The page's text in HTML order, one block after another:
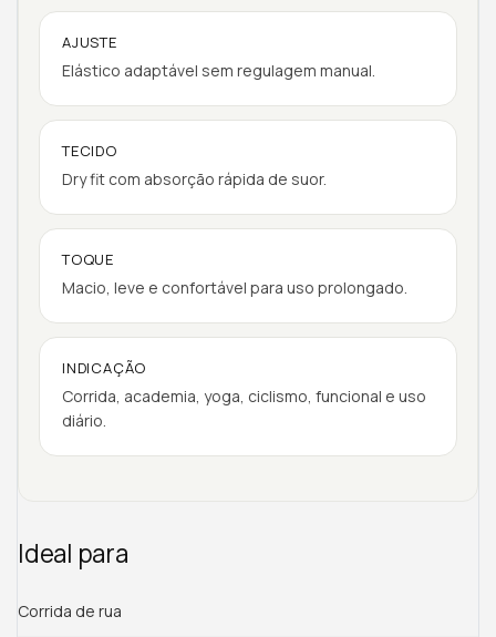
AJUSTE
Elástico adaptável sem regulagem manual.
TECIDO
Dry fit com absorção rápida de suor.
TOQUE
Macio, leve e confortável para uso prolongado.
INDICAÇÃO
Corrida, academia, yoga, ciclismo, funcional e uso
diário.
Ideal para
Corrida de rua